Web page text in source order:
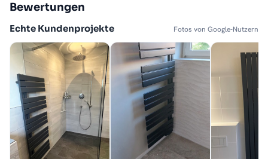
Bewertungen
Echte Kundenprojekte Fotos von Google-Nutzern